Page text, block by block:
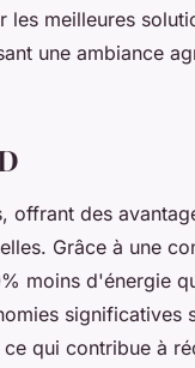
meilleures
une ambiance
offrant des
Grâce à une
moins d'énergie
significatives
qui contribue à